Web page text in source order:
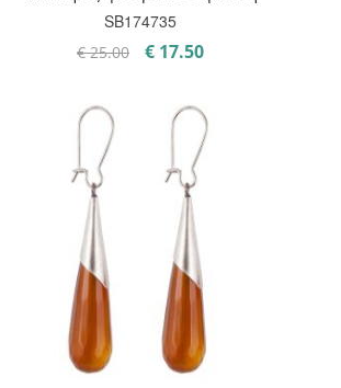
SB174735
€25.00
Original
€ 25.00.
€17.50Η
είναι:
€ 17.50.